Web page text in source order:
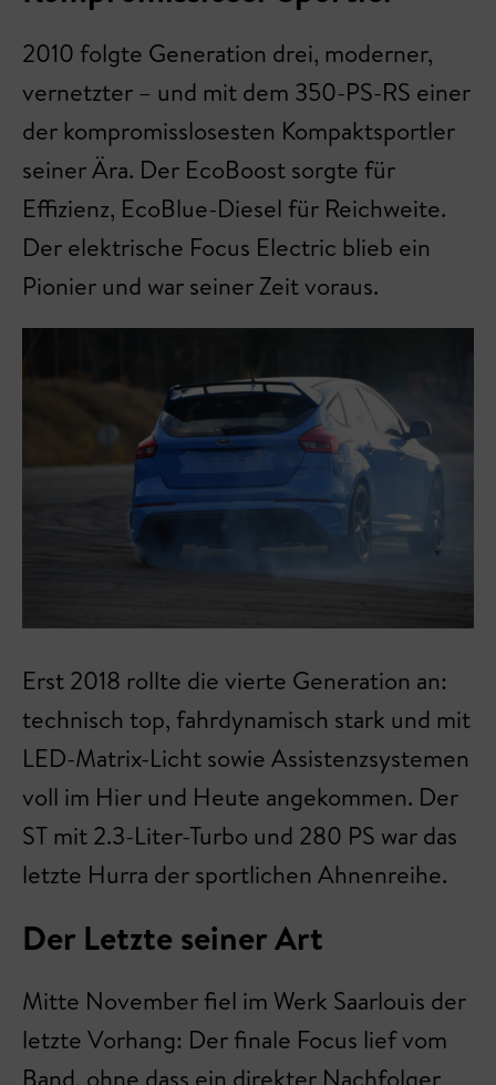
2010 folgte Generation drei, moderner,
vernetzter – und mit dem 350-PS-RS einer
der kompromisslosesten Kompaktsportler
seiner Ära. Der EcoBoost sorgte für
Effizienz, EcoBlue-Diesel für Reichweite.
Der elektrische Focus Electric blieb ein
Pionier und war seiner Zeit voraus.
Erst 2018 rollte die vierte Generation an:
technisch top, fahrdynamisch stark und mit
LED-Matrix-Licht sowie Assistenzsystemen
voll im Hier und Heute angekommen. Der
ST mit 2.3-Liter-Turbo und 280 PS war das
letzte Hurra der sportlichen Ahnenreihe.
Der Letzte seiner Art
Mitte November fiel im Werk Saarlouis der
letzte Vorhang: Der finale Focus lief vom
Band, ohne dass ein direkter Nachfolger